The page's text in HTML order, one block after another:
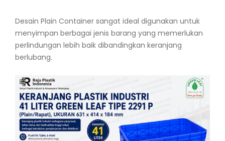
Desain Plain Container sangat ideal digunakan untuk
menyimpan berbagai jenis barang yang memerlukan
perlindungan lebih baik dibandingkan keranjang
berlubang.